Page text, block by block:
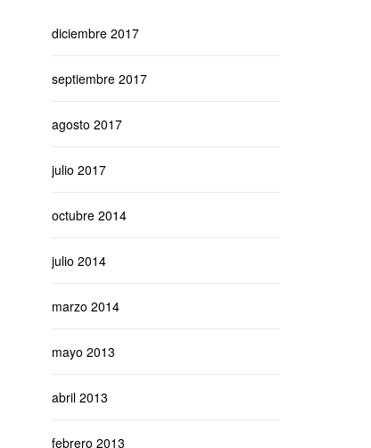
diciembre 2017
septiembre 2017
agosto 2017
julio 2017
octubre 2014
julio 2014
marzo 2014
mayo 2013
abril 2013
febrero 2013